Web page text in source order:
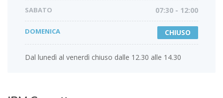
SABATO 07:30 - 12:00
DOMENICA CHIUSO
Dal lunedì al venerdì chiuso dalle 12.30 alle 14.30